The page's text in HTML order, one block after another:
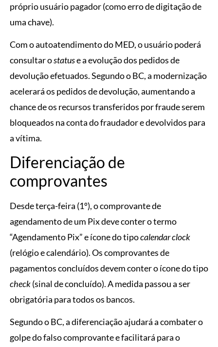
próprio usuário pagador (como erro de digitação de
uma chave).
Com o autoatendimento do MED, o usuário poderá
consultar ostatuse a evolução dos pedidos de
devolução efetuados. Segundo o BC, a modernização
acelerará os pedidos de devolução, aumentando a
chance de os recursos transferidos por fraude serem
bloqueados na conta do fraudador e devolvidos para
a vítima.
Diferenciação de
comprovantes
Desde terça-feira (1º), o comprovante de
agendamento de um Pix deve conter o termo
“Agendamento Pix” e ícone do tipocalendar clock
(relógio e calendário). Os comprovantes de
pagamentos concluídos devem conter o ícone do tipo
check(sinal de concluído). A medida passou a ser
obrigatória para todos os bancos.
Segundo o BC, a diferenciação ajudará a combater o
golpe do falso comprovante e facilitará para o